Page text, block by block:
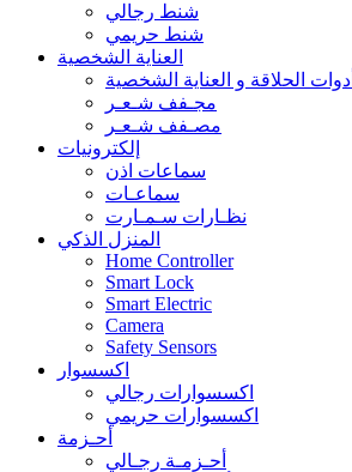
شنط رجالي
شنط حريمي
العناية الشخصية
أدوات الحلاقة و العناية الشخصية
مجـفف شـعـر
مصـفف شـعـر
إلكترونيات
سماعات اذن
سماعـات
نظـارات سـمـارت
المنزل الذكي
Home Controller
Smart Lock
Smart Electric
Camera
Safety Sensors
اكسسوار
اكسسوارات رجالي
اكسسوارات حريمي
أحـزمة
أحـزمـة رجـالي